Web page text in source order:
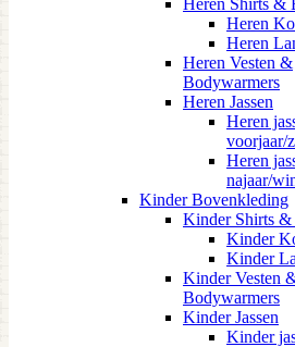
Heren Shirts &
Heren
Heren
Heren Vesten &
Bodywarmers
Heren Jassen
Heren
voorjaar/
Heren
najaar/
Kinder Bovenkleding
Kinder Shirts &
Kinder
Kinder
Kinder Vesten
Bodywarmers
Kinder Jassen
Kinder